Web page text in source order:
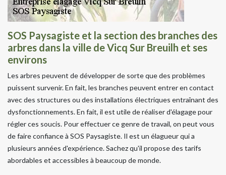
SOS Paysagiste et la section des branches des
arbres dans la ville de Vicq Sur Breuilh et ses
environs
Les arbres peuvent de développer de sorte que des problèmes
puissent survenir. En fait, les branches peuvent entrer en contact
avec des structures ou des installations électriques entraînant des
dysfonctionnements. En fait, il est utile de réaliser d'élagage pour
régler ces soucis. Pour effectuer ce genre de travail, on peut vous
de faire confiance à SOS Paysagiste. Il est un élagueur qui a
plusieurs années d'expérience. Sachez qu'il propose des tarifs
abordables et accessibles à beaucoup de monde.